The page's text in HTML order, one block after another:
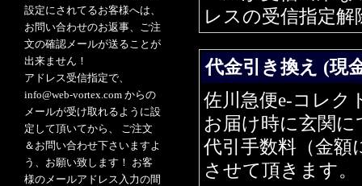
設定にされてるお客様へは、
お問い合わせのお返事、ご注
文の確認メールが送ることが
出来ません！
アドレス受信指定で、
info@web-vortex.com からの
メールが受け取れるように設
定して頂いてから、 ご注文
＆お問い合わせ下さいますよ
う、お願い致します！ お客
様のメールアドレス入力の間
レスの受信指定
代金引き換え (現
佐川急便e-コレク
お届け時に玄関
代引手数料（金額
させて頂きます。